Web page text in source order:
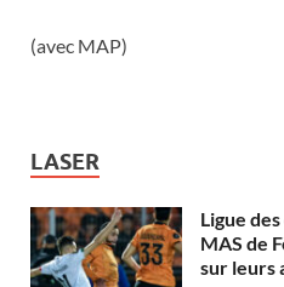
(avec MAP)
LASER
Ligue
MAS de
sur leurs